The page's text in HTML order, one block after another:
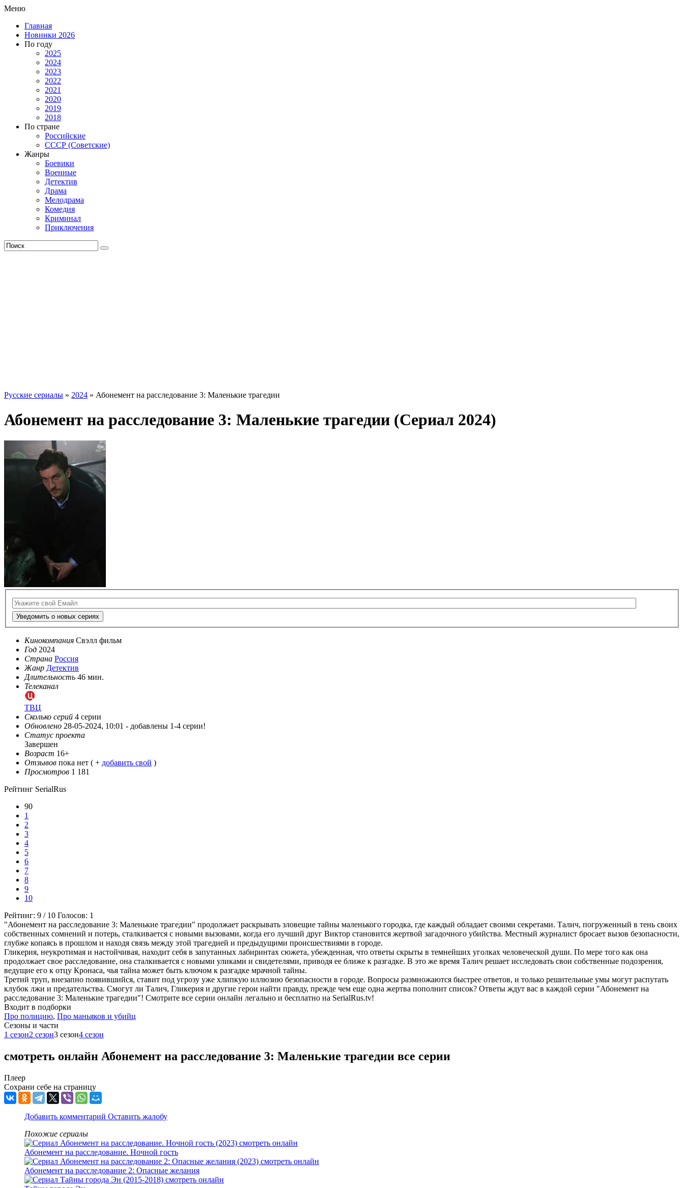
Меню
Главная
Новинки 2026
По году
2025
2024
2023
2022
2021
2020
2019
2018
По стране
Российские
СССР (Советские)
Жанры
Боевики
Военные
Детектив
Драма
Мелодрама
Комедия
Криминал
Приключения
Русские сериалы » 2024 » Абонемент на расследование 3: Маленькие трагедии
Абонемент на расследование 3: Маленькие трагедии (Сериал 2024)
Уведомить о новых сериях
Кинокомпания Свэлл фильм
Год 2024
Страна Россия
Жанр Детектив
Длительность 46 мин.
Телеканал
ТВЦ
Сколько серий 4 серии
Обновлено 28-05-2024, 10:01 - добавлены 1-4 серии!
Статус проекта
Завершен
Возраст 16+
Отзывов пока нет ( + добавить свой )
Просмотров 1 181
Рейтинг SerialRus
90
1
2
3
4
5
6
7
8
9
10
Рейтинг: 9 / 10 Голосов: 1
"Абонемент на расследование 3: Маленькие трагедии" продолжает раскрывать зловещие тайны маленького городка, где каждый обладает своими секретами. Талич, погруженный в тень своих
собственных сомнений и потерь, сталкивается с новыми вызовами, когда его лучший друг Виктор становится жертвой загадочного убийства. Местный журналист бросает вызов безопасности,
глубже копаясь в прошлом и находя связь между этой трагедией и предыдущими происшествиями в городе.
Гликерия, неукротимая и настойчивая, находит себя в запутанных лабиринтах сюжета, убежденная, что ответы скрыты в темнейших уголках человеческой души. По мере того как она
продолжает свое расследование, она сталкивается с новыми уликами и свидетелями, приводя ее ближе к разгадке. В это же время Талич решает исследовать свои собственные подозрения,
ведущие его к отцу Кронаса, чья тайна может быть ключом к разгадке мрачной тайны.
Третий труп, внезапно появившийся, ставит под угрозу уже хлипкую иллюзию безопасности в городе. Вопросы размножаются быстрее ответов, и только решительные умы могут распутать
клубок лжи и предательства. Смогут ли Талич, Гликерия и другие герои найти правду, прежде чем еще одна жертва пополнит список? Ответы ждут вас в каждой серии "Абонемент на
расследование 3: Маленькие трагедии"! Смотрите все серии онлайн легально и бесплатно на SerialRus.tv!
Входит в подборки
Про полицию, Про маньяков и убийц
Cезоны и части
1 сезон2 сезон3 сезон4 сезон
смотреть онлайн Абонемент на расследование 3: Маленькие трагедии все серии
Плеер
Сохрани себе на страницу
Добавить комментарий Оставить жалобу
Похожие сериалы
Абонемент на расследование. Ночной гость
Абонемент на расследование 2: Опасные желания